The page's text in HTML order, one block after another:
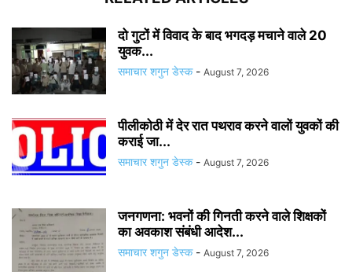
दो गुटों में विवाद के बाद भगदड़ मचाने वाले 20
युवक...
समाचार शगुन डेस्क - August 7, 2026
पीलीकोठी में देर रात पथराव करने वालों युवकों की
कराई जा...
समाचार शगुन डेस्क - August 7, 2026
जनगणना: भवनों की गिनती करने वाले शिक्षकों
का अवकाश संबंधी आदेश...
समाचार शगुन डेस्क - August 7, 2026